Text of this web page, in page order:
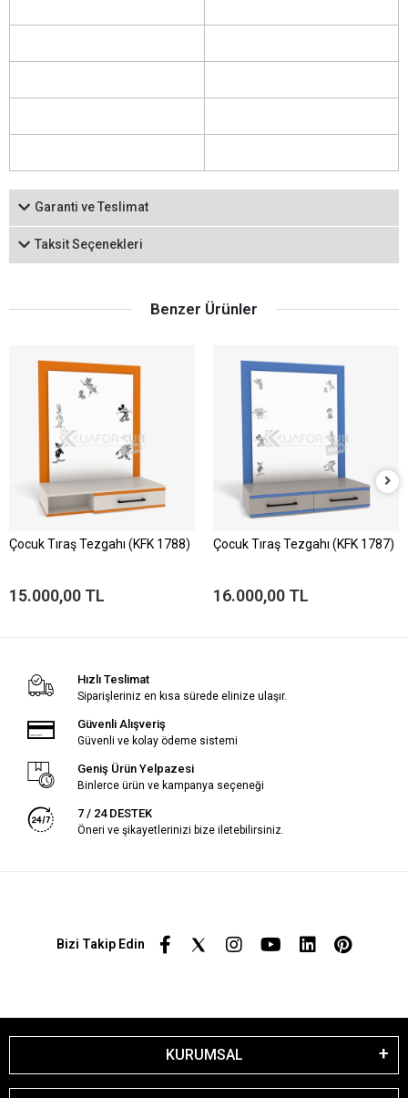
Garanti ve Teslimat
Taksit Seçenekleri
Benzer Ürünler
Çocuk Tıraş Tezgahı (KFK 1788)
15.000,00 TL
Çocuk Tıraş Tezgahı (KFK 1787)
16.000,00 TL
Hızlı Teslimat
Siparişleriniz en kısa sürede elinize ulaşır.
Güvenli Alışveriş
Güvenli ve kolay ödeme sistemi
Geniş Ürün Yelpazesi
Binlerce ürün ve kampanya seçeneği
7 / 24 DESTEK
Öneri ve şikayetlerinizi bize iletebilirsiniz.
Bizi Takip Edin
KURUMSAL